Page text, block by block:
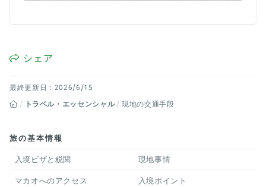
シェア
最終更新日：2026/6/15
トラベル・エッセンシャル
現地の交通手段
旅の基本情報
入境ビザと税関
現地事情
マカオへのアクセス 入境ポイント